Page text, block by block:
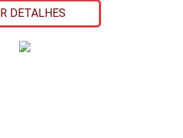
DETALHES